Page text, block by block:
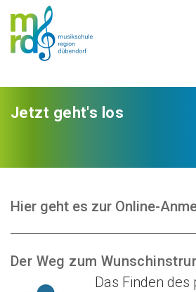
Jetzt geht's los
Hier geht es zur Online-
Der Weg zum
Das Finden des